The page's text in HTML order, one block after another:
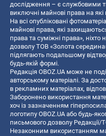
дослідження – є службовими
виключні майнові права на
На всі опубліковані
майнові права, які
права та суміжні права»,
дозволу ТОВ «Золота
підлягають подальшому
будь-якій формі.
Редакція OBOZ.UA може не
авторському матеріалі. За
в рекламних матеріалах,
Заборонено використання
хоч із зазначенням
логотипу OBOZ.UA або будь-
письмового дозволу
Незаконним використанням